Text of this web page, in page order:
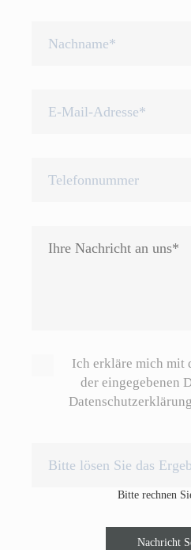
Ich erkläre mich mit
der eingegebenen
Bitte rechnen
Nachricht